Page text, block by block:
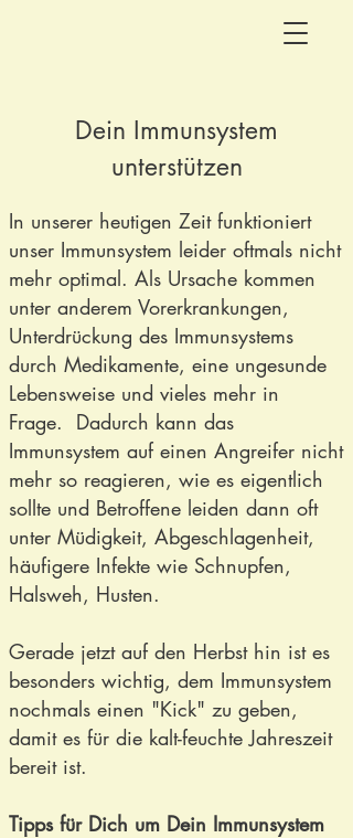
Dein Immunsystem
unterstützen
In unserer heutigen Zeit funktioniert
unser Immunsystem leider oftmals nicht
mehr optimal. Als Ursache kommen
unter anderem Vorerkrankungen,
Unterdrückung des Immunsystems
durch Medikamente, eine ungesunde
Lebensweise und vieles mehr in
Frage. Dadurch kann das
Immunsystem auf einen Angreifer nicht
mehr so reagieren, wie es eigentlich
sollte und Betroffene leiden dann oft
unter Müdigkeit, Abgeschlagenheit,
häufigere Infekte wie Schnupfen,
Halsweh, Husten.
Gerade jetzt auf den Herbst hin ist es
besonders wichtig, dem Immunsystem
nochmals einen "Kick" zu geben,
damit es für die kalt-feuchte Jahreszeit
bereit ist.
Tipps für Dich um Dein Immunsystem